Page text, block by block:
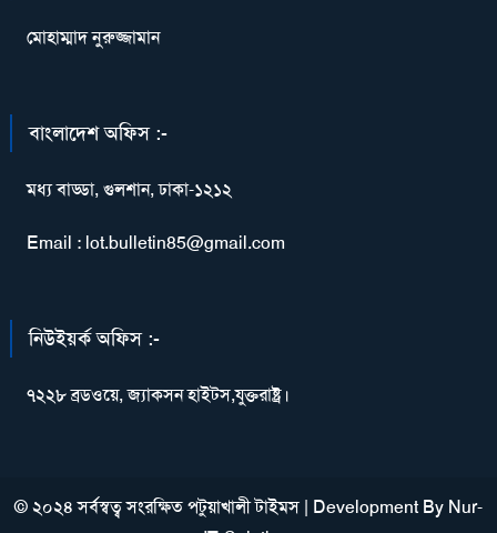
মোহাম্মাদ নুরুজ্জামান
বাংলাদেশ অফিস :-
মধ্য বাড্ডা, গুলশান, ঢাকা-১২১২
Email : lot.bulletin85@gmail.com
নিউইয়র্ক অফিস :-
৭২২৮ ব্রডওয়ে, জ্যাকসন হাইটস,যুক্তরাষ্ট্র।
© ২০২৪ সর্বস্বত্ব সংরক্ষিত পটুয়াখালী টাইমস | Development By Nur-